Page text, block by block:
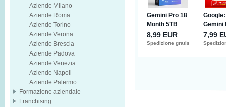
Aziende Milano
Aziende Roma
Aziende Torino
Aziende Verona
Aziende Brescia
Aziende Padova
Aziende Venezia
Aziende Napoli
Aziende Palermo
Formazione aziendale
Franchising